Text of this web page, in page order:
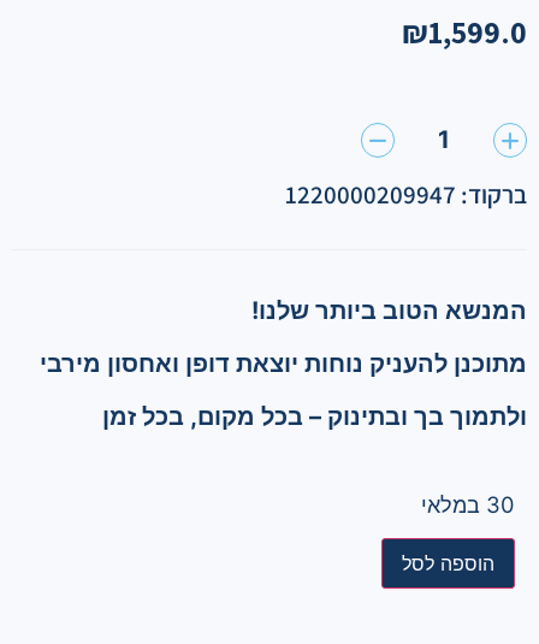
₪1,599.0
1
ברקוד: 1220000209947
המנשא הטוב ביותר שלנו!
מתוכנן להעניק נוחות יוצאת דופן ואחסון מירבי
ולתמוך בך ובתינוק – בכל מקום, בכל זמן
30 במלאי
הוספה לסל